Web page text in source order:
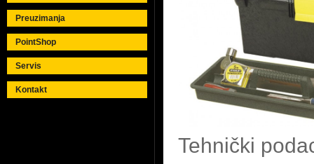
Preuzimanja
PointShop
Servis
Kontakt
Tehnički